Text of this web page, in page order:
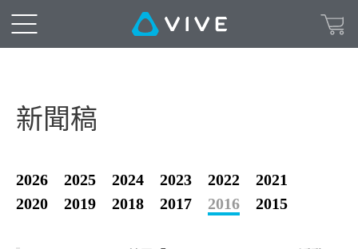
新聞稿
2026 2025 2024 2023 2022
2021
2020
2019 2018 2017 2016 2015